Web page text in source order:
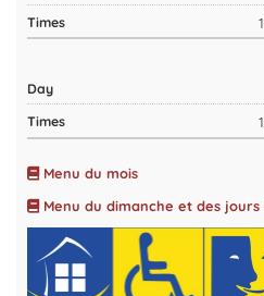
Menu du mois
Menu du dimanche et des